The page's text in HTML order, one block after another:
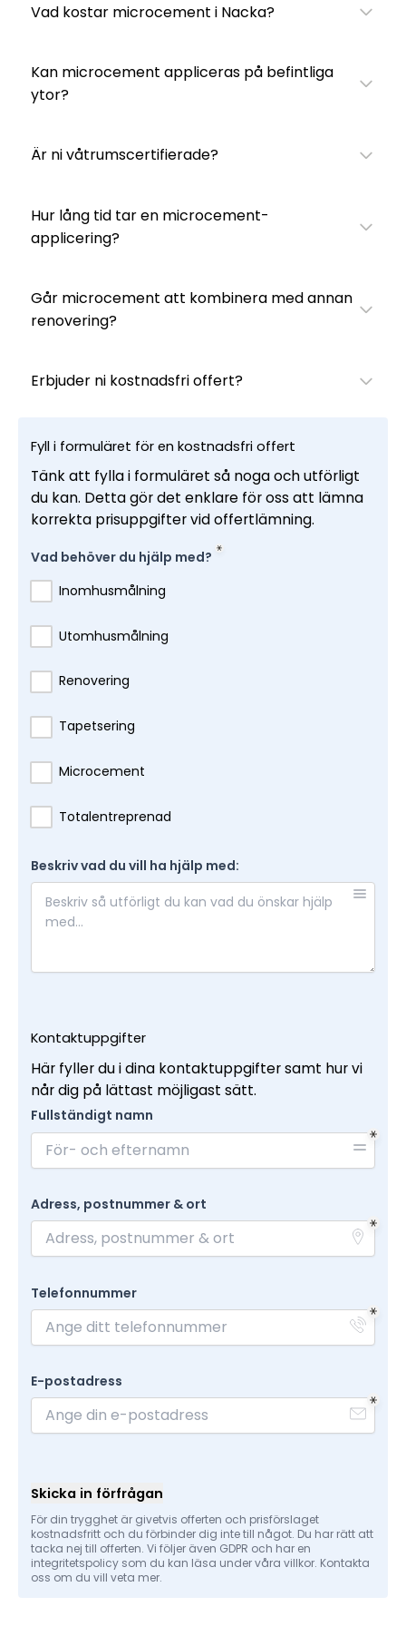
Vad kostar microcement i Nacka?
Kan microcement appliceras på befintliga
ytor?
Är ni våtrumscertifierade?
Hur lång tid tar en microcement-
applicering?
Går microcement att kombinera med annan
renovering?
Erbjuder ni kostnadsfri offert?
Fyll i formuläret för en kostnadsfri offert
Tänk att fylla i formuläret så noga och utförligt
du kan. Detta gör det enklare för oss att lämna
korrekta prisuppgifter vid offertlämning.
Vad behöver du hjälp med?
Inomhusmålning
Utomhusmålning
Renovering
Tapetsering
Microcement
Totalentreprenad
Beskriv vad du vill ha hjälp med:
Kontaktuppgifter
Här fyller du i dina kontaktuppgifter samt hur vi
når dig på lättast möjligast sätt.
Fullständigt namn
Adress, postnummer & ort
Telefonnummer
E-postadress
Skicka in förfrågan
För din trygghet är givetvis offerten och prisförslaget
kostnadsfritt och du förbinder dig inte till något. Du har rätt att
tacka nej till offerten. Vi följer även GDPR och har en
integritetspolicy som du kan läsa under våra villkor. Kontakta
oss om du vill veta mer.